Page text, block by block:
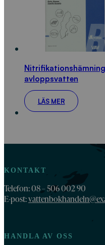
avloppsvatten
LÄS MER
KONTAKT
Telefon: 08 – 506 002 90
E-post:
HANDLA AV OSS